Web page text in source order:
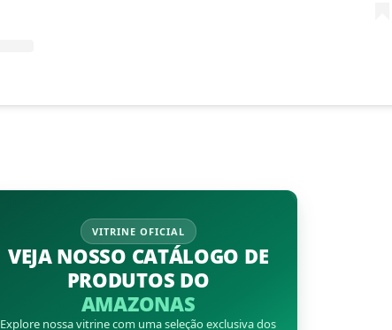
VITRINE OFICIAL
VEJA NOSSO CATÁLOGO DE
PRODUTOS DO
AMAZONAS
Explore nossa vitrine com uma seleção exclusiva dos